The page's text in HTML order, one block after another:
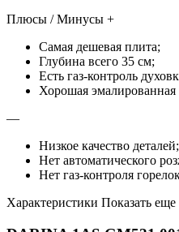
Плюсы / Минусы +
Самая дешевая плита;
Глубина всего 35 см;
Есть газ-контроль
Хорошая эмалированная
—
Низкое качество деталей;
Нет автоматического
Нет газ-контроля
Характеристики Показать еще